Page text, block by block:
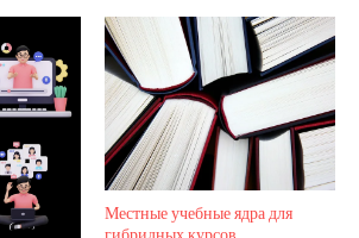
Местные учебные ядра для
гибридных курсов